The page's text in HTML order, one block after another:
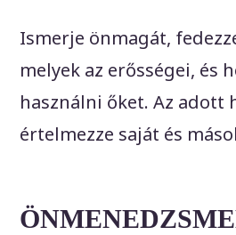
Ismerje önmagát,
melyek az erősségei, és
használni őket. Az adott
értelmezze saját és